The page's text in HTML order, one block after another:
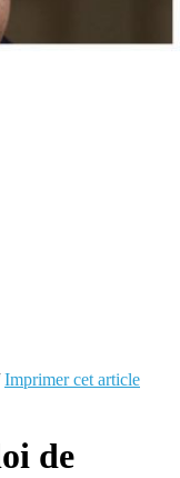
Imprimer cet article
de